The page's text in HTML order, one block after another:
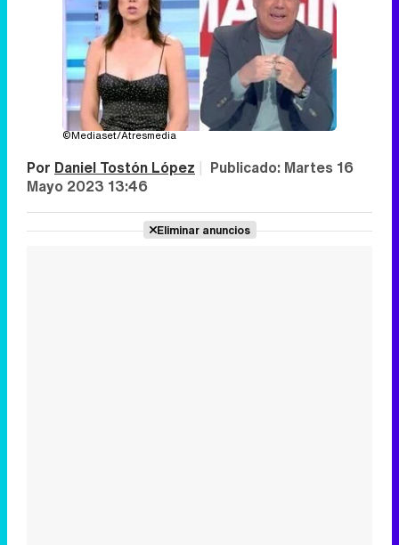
©Mediaset/Atresmedia
Por Daniel Tostón López | Publicado: Martes 16
Mayo 2023 13:46
Eliminar anuncios